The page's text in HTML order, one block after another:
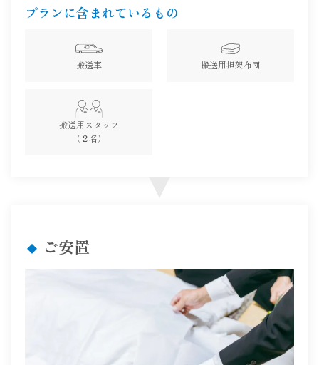
プランに含まれているもの
搬送車 搬送用担架布団
搬送用スタッフ
（２名）
ご安置